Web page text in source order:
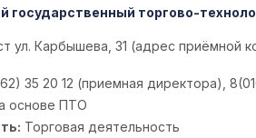
государственный торгово-
ул. Карбышева, 31 (адрес приёмной
35 20 12 (приемная директора),
основе ПТО
Торговая деятельность